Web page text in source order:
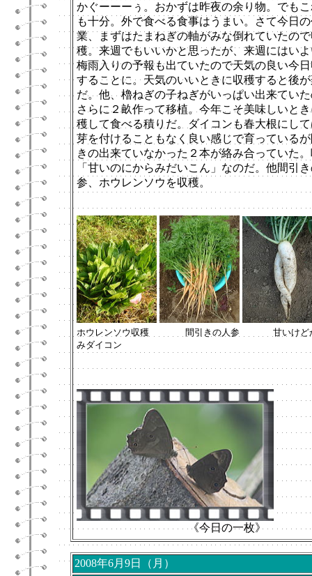
かぐーーーぅ。おかずは昨夜の余り物。でも
も十分。外で食べる食事はうまい。さて今日
業、まずはたまねぎの軸がみな倒れていたの
穫。来週でもいいかと思ったが、来週にはい
梅雨入りの予報も出ていたので天気の良い今
することに。天気のいいときに収穫すると後
だ。他、櫓ねぎの子ねぎがいっぱい出来てい
さらに２畝作って移植。今年こそ美味しいと
穫して食べる積りだ。ダイコンも春大根にし
芽を付けることもなく良い感じで育っている
きの出来ていなかった２本が絡み合っていた
「甘いのにからみだいこん」なのだ。 他間引
参、ホウレンソウを収穫。
ホウレンソウ収穫 間引きの人参
甘いけど
みダイコン
《今日の一枚》
2008年6月9日（月）